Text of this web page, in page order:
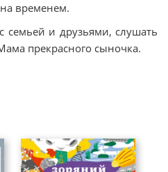
временем.
семьей и друзьями, слушать
прекрасного сыночка.